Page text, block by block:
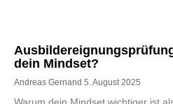
dein Mindset?
Andreas Gernand 5. August 2025